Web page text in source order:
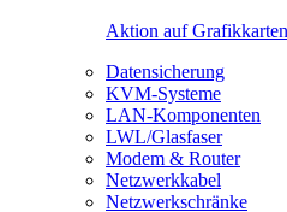
Aktion auf
Datensicherung
KVM-Systeme
LAN-Komponenten
LWL/Glasfaser
Modem & Router
Netzwerkkabel
Netzwerkschränke